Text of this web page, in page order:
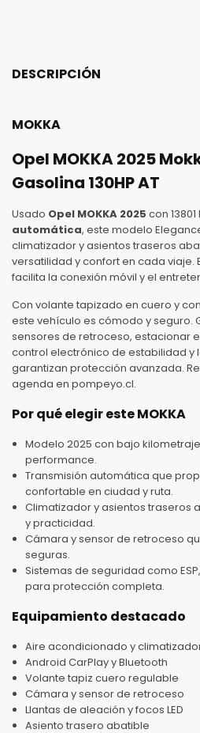
DESCRIPCIÓN
MOKKA
Opel MOKKA 2025
Gasolina 130HP AT
Usado Opel MOKKA 2025 con
automática, este modelo
climatizador y asientos traseros
versatilidad y confort en cada viaje.
facilita la conexión móvil y el
Con volante tapizado en cuero y
este vehículo es cómodo y seguro.
sensores de retroceso, estacionar
control electrónico de estabilidad y
garantizan protección avanzada.
agenda en pompeyo.cl.
Por qué elegir este MOKKA
Modelo 2025 con bajo
performance.
Transmisión automática que
confortable en ciudad y ruta.
Climatizador y asientos traseros
y practicidad.
Cámara y sensor de retroceso
seguras.
Sistemas de seguridad como
para protección completa.
Equipamiento destacado
Aire acondicionado y
Android CarPlay y Bluetooth
Volante tapiz cuero regulable
Cámara y sensor de retroceso
Llantas de aleación y focos LED
Asiento trasero abatible